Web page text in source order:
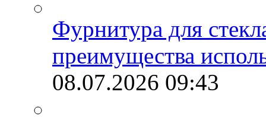
Фурнитура для
преимущества
08.07.2026 09:43